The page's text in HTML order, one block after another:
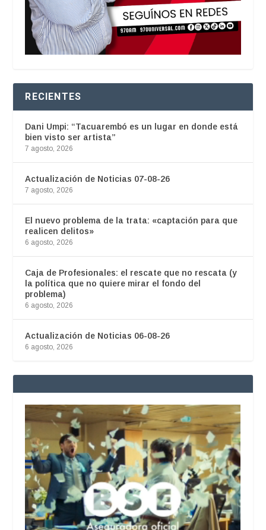
RECIENTES
Dani Umpi: “Tacuarembó es un lugar en donde está
bien visto ser artista”
7 agosto, 2026
Actualización de Noticias 07-08-26
7 agosto, 2026
El nuevo problema de la trata: «captación para que
realicen delitos»
6 agosto, 2026
Caja de Profesionales: el rescate que no rescata (y
la política que no quiere mirar el fondo del
problema)
6 agosto, 2026
Actualización de Noticias 06-08-26
6 agosto, 2026